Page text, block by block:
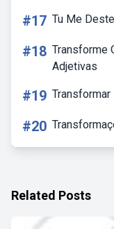
#17 Tu Me
#18 Transforme
Adjetivas
#19
#20
Related Posts